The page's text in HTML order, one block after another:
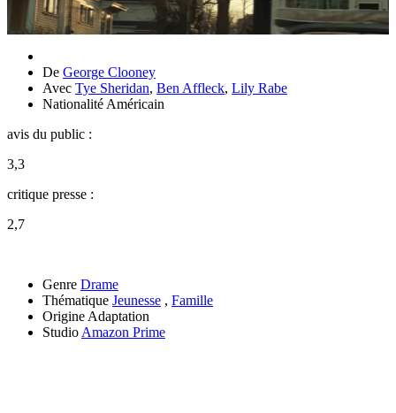
De George Clooney
Avec Tye Sheridan, Ben Affleck, Lily Rabe
Nationalité Américain
avis du public :
3,3
critique presse :
2,7
Genre Drame
Thématique Jeunesse , Famille
Origine Adaptation
Studio Amazon Prime